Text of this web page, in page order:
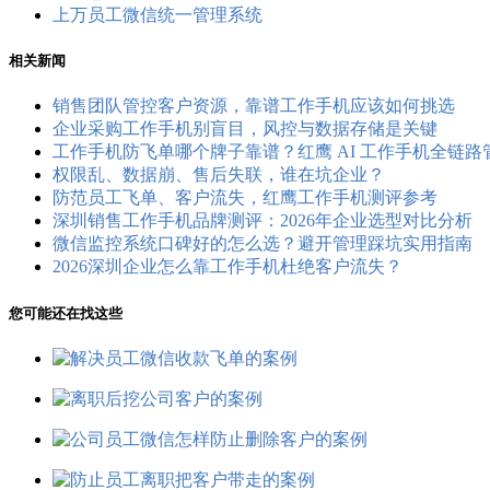
上万员工微信统一管理系统
相关新闻
销售团队管控客户资源，靠谱工作手机应该如何挑选
企业采购工作手机别盲目，风控与数据存储是关键
工作手机防飞单哪个牌子靠谱？红鹰 AI 工作手机全链路
权限乱、数据崩、售后失联，谁在坑企业？
防范员工飞单、客户流失，红鹰工作手机测评参考
深圳销售工作手机品牌测评：2026年企业选型对比分析
微信监控系统口碑好的怎么选？避开管理踩坑实用指南
2026深圳企业怎么靠工作手机杜绝客户流失？
您可能还在找这些